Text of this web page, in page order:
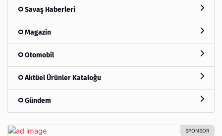
Savaş Haberleri
Magazin
Otomobil
Aktüel Ürünler Kataloğu
Gündem